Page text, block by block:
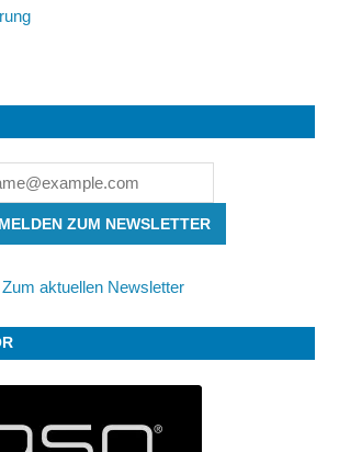
ZUM NEWSLETTER
Zum aktuellen Newsletter